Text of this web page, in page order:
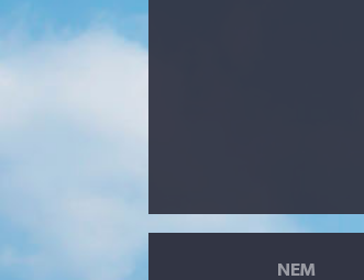
NEM